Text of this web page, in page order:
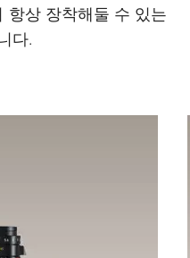
항상 장착해둘 수 있는
다.